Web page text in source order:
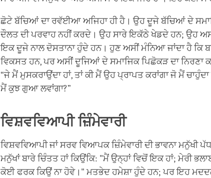
ਛੋਟੇ ਬੱਚਿਆਂ ਦਾ ਰਵੱਈਆ ਅਜਿਹਾ ਹੀ ਹੈ। ਉਹ ਦੂਜੇ ਬੱਚਿਆਂ ਦੇ
ਦੌਲਤ ਦੀ ਪਰਵਾਹ ਨਹੀਂ ਕਰਦੇ। ਉਹ ਸਾਰੇ ਇਕੱਠੇ ਖੇਡਦੇ ਹਨ; ਉਹ
ਇਕ ਦੂਜੇ ਨਾਲ ਦੋਸਤਾਨਾ ਹੁੰਦੇ ਹਨ। ਹੁਣ ਅਸੀਂ ਮੰਨਿਆ ਜਾਂਦਾ ਹੈ ਕਿ
ਵਿਕਸਤ ਹਨ, ਪਰ ਅਸੀਂ ਦੂਜਿਆਂ ਦੇ ਸਮਾਜਿਕ ਪਿਛੋਕੜ ਦਾ ਨਿਰਣਾ
“ਜੇ ਮੈਂ ਮੁਸਕਰਾਉਂਦਾ ਹਾਂ, ਤਾਂ ਕੀ ਮੈਂ ਉਹ ਪ੍ਰਾਪਤ ਕਰਾਂਗਾ ਜੋ ਮੈਂ ਚਾਹੁੰਦਾ
ਮੈਂ ਕੁਝ ਗੁਆ ਲਵਾਂਗਾ?”
ਵਿਸ਼ਵਵਿਆਪੀ ਜ਼ਿੰਮੇਵਾਰੀ
ਵਿਸ਼ਵਵਿਆਪੀ ਜਾਂ ਸਰਵ ਵਿਆਪਕ ਜ਼ਿੰਮੇਵਾਰੀ ਦੀ ਭਾਵਨਾ ਮਨੁੱਖੀ
ਮਨੁੱਖਾਂ ਬਾਰੇ ਚਿੰਤਤ ਹਾਂ ਕਿਉਂਕਿ: "ਮੈਂ ਉਨ੍ਹਾਂ ਵਿਚੋਂ ਇਕ ਹਾਂ; ਮੇਰੀ
ਕੋਈ ਫਰਕ ਕਿਉਂ ਨਾ ਹੋਵੇ।" ਮਤਭੇਦ ਹਮੇਸ਼ਾ ਹੁੰਦੇ ਹਨ; ਪਰ ਇਹ